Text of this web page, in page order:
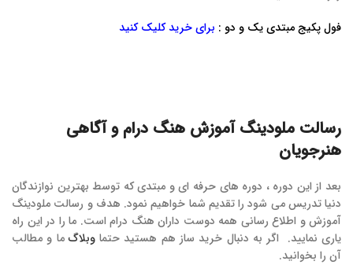
فول پکیج مبتدی یک و دو : برای خرید کلیک کنید
رسالت ملودینگ آموزش هنگ درام و آگاهی
هنرجویان
بعد از این دوره ، دوره های حرفه ای و مبتدی که توسط بهترین نوازندگان
دنیا تدریس می شود را تقدیم شما خواهیم نمود. هدف و رسالت ملودینگ
آموزش و اطلاع رسانی همه دوست داران هنگ درام است. ما را در این راه
یاری نمایید. اگر به دنبال خرید ساز هم هستید حتماوبلاگما و مطالب
آن را بخوانید.